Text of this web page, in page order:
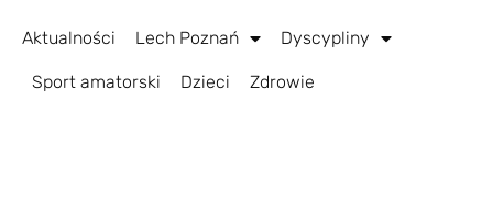
Aktualności Lech Poznań Dyscypliny
Sport amatorski Dzieci Zdrowie